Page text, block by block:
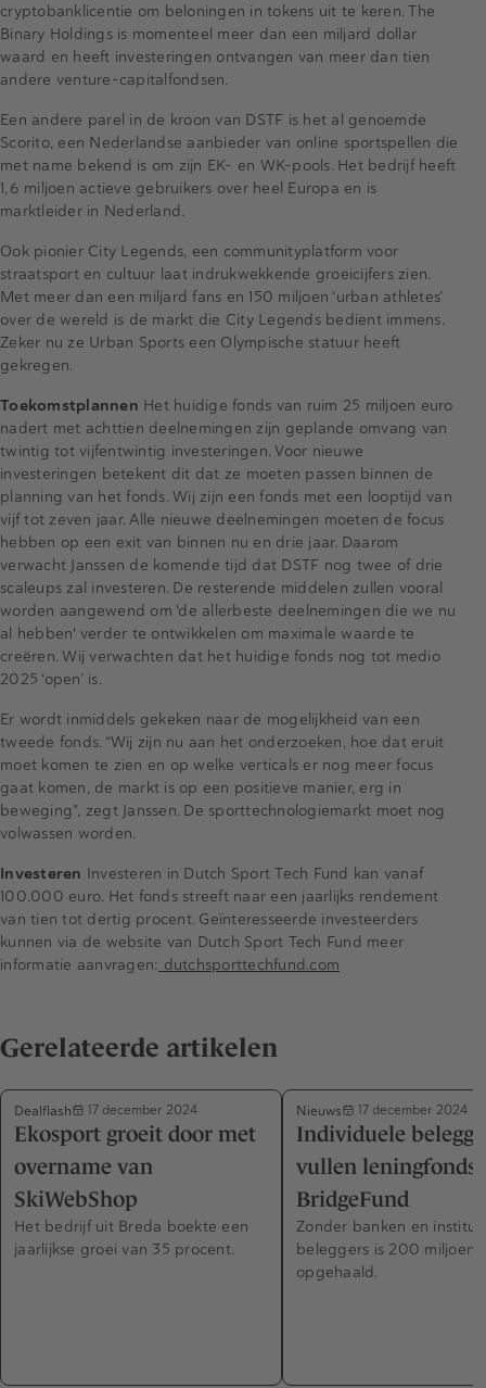
cryptobanklicentie om beloningen in tokens uit te keren. The
Binary Holdings is momenteel meer dan een miljard dollar
waard en heeft investeringen ontvangen van meer dan tien
andere venture-capitalfondsen.
Een andere parel in de kroon van DSTF is het al genoemde
Scorito, een Nederlandse aanbieder van online sportspellen die
met name bekend is om zijn EK- en WK-pools. Het bedrijf heeft
1,6 miljoen actieve gebruikers over heel Europa en is
marktleider in Nederland.
Ook pionier City Legends, een communityplatform voor
straatsport en cultuur laat indrukwekkende groeicijfers zien.
Met meer dan een miljard fans en 150 miljoen ‘urban athletes’
over de wereld is de markt die City Legends bedient immens.
Zeker nu ze Urban Sports een Olympische statuur heeft
gekregen.
Toekomstplannen Het huidige fonds van ruim 25 miljoen euro
nadert met achttien deelnemingen zijn geplande omvang van
twintig tot vijfentwintig investeringen. Voor nieuwe
investeringen betekent dit dat ze moeten passen binnen de
planning van het fonds. Wij zijn een fonds met een looptijd van
vijf tot zeven jaar. Alle nieuwe deelnemingen moeten de focus
hebben op een exit van binnen nu en drie jaar. Daarom
verwacht Janssen de komende tijd dat DSTF nog twee of drie
scaleups zal investeren. De resterende middelen zullen vooral
worden aangewend om 'de allerbeste deelnemingen die we nu
al hebben' verder te ontwikkelen om maximale waarde te
creëren. Wij verwachten dat het huidige fonds nog tot medio
2025 ‘open’ is.
Er wordt inmiddels gekeken naar de mogelijkheid van een
tweede fonds. “Wij zijn nu aan het onderzoeken, hoe dat eruit
moet komen te zien en op welke verticals er nog meer focus
gaat komen, de markt is op een positieve manier, erg in
beweging", zegt Janssen. De sporttechnologiemarkt moet nog
volwassen worden.
Investeren Investeren in Dutch Sport Tech Fund kan vanaf
100.000 euro. Het fonds streeft naar een jaarlijks rendement
van tien tot dertig procent. Geïnteresseerde investeerders
kunnen via de website van Dutch Sport Tech Fund meer
informatie aanvragen: dutchsporttechfund.com
Gerelateerde artikelen
Dealflash 17 december 2024
Ekosport groeit door met
overname van
SkiWebShop
Het bedrijf uit Breda boekte een
jaarlijkse groei van 35 procent.
Nieuws 17 december 2024
Individuele
vullen leningfonds
BridgeFund
Zonder banken en
beleggers is 200 miljoen
opgehaald.